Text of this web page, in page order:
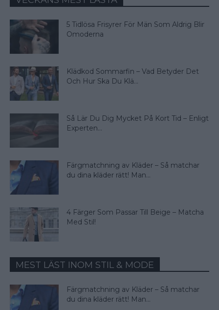
5 Tidlösa Frisyrer För Män Som Aldrig Blir
Omoderna
Klädkod Sommarfin – Vad Betyder Det
Och Hur Ska Du Klä...
Så Lär Du Dig Mycket På Kort Tid – Enligt
Experten...
Färgmatchning av Kläder – Så matchar
du dina kläder rätt! Man...
4 Färger Som Passar Till Beige – Matcha
Med Stil!
MEST LÄST INOM STIL & MODE
Färgmatchning av Kläder – Så matchar
du dina kläder rätt! Man...